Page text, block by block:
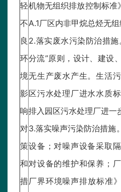
轻
不
良
环
境
影
响
对
策
和
措
机物无组织排放控制标
A.1厂区内非甲烷总烃无组
2.落实废水污染防治措
分流”原则，设计、建设
无生产废水产生。生活
区污水处理厂进水水质
排入园区污水处理厂进一
3.落实噪声污染防治措施
设备；对噪声设备采取
对设备的维护和保养；
厂界环境噪声排放标准